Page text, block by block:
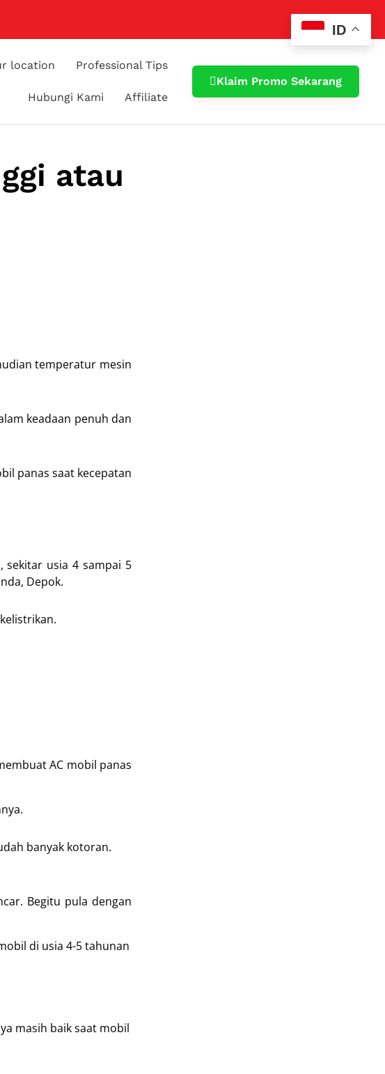
location Professional Tips
Hubungi Kami Affiliate
Klaim Promo Sekarang
atau
temperatur mesin
keadaan penuh dan
panas saat kecepatan
sekitar usia 4 sampai 5
Depok.
AC mobil panas
banyak kotoran.
Begitu pula dengan
di usia 4-5 tahunan
masih baik saat mobil
ID